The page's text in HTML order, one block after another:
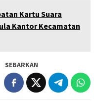
Kartu Suara
Kantor Kecamatan
SEBARKAN